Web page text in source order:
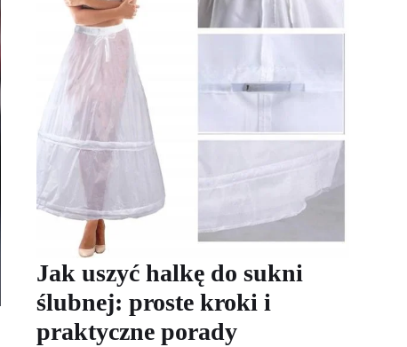
Jak uszyć halkę do sukni
ślubnej: proste kroki i
praktyczne porady